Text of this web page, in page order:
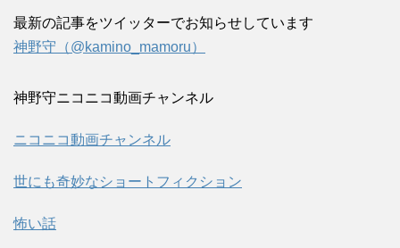
最新の記事をツイッターでお知らせしています
神野守（@kamino_mamoru）
神野守ニコニコ動画チャンネル
ニコニコ動画チャンネル
世にも奇妙なショートフィクション
怖い話